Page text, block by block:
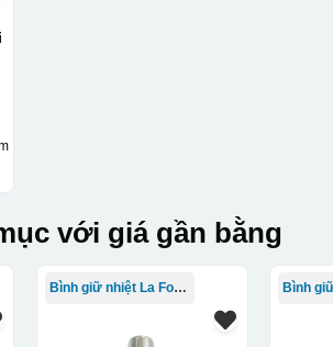
với giá gần bằng
Bình giữ nhiệt La Fonte